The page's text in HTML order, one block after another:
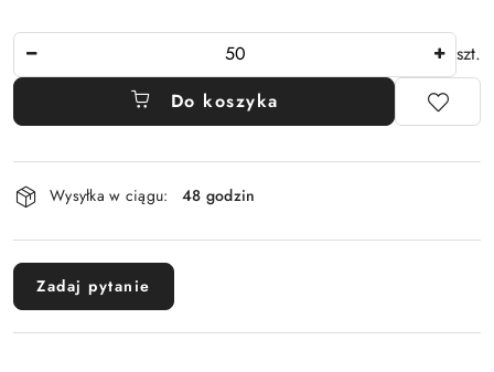
szt.
Do koszyka
Dostępność
i
dostawa
Wysyłka w ciągu: 48 godzin
Zadaj pytanie